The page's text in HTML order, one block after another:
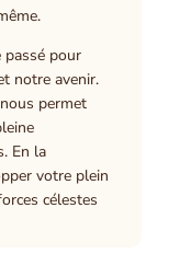
passé pour
notre avenir.
permet
En la
votre plein
célestes